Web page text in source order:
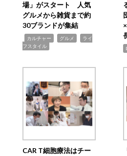
場」がスタート 人気
グルメから雑貨まで約
30ブランドが集結
カルチャー グルメ
ライ
フスタイル
CAR T細胞療法はチー